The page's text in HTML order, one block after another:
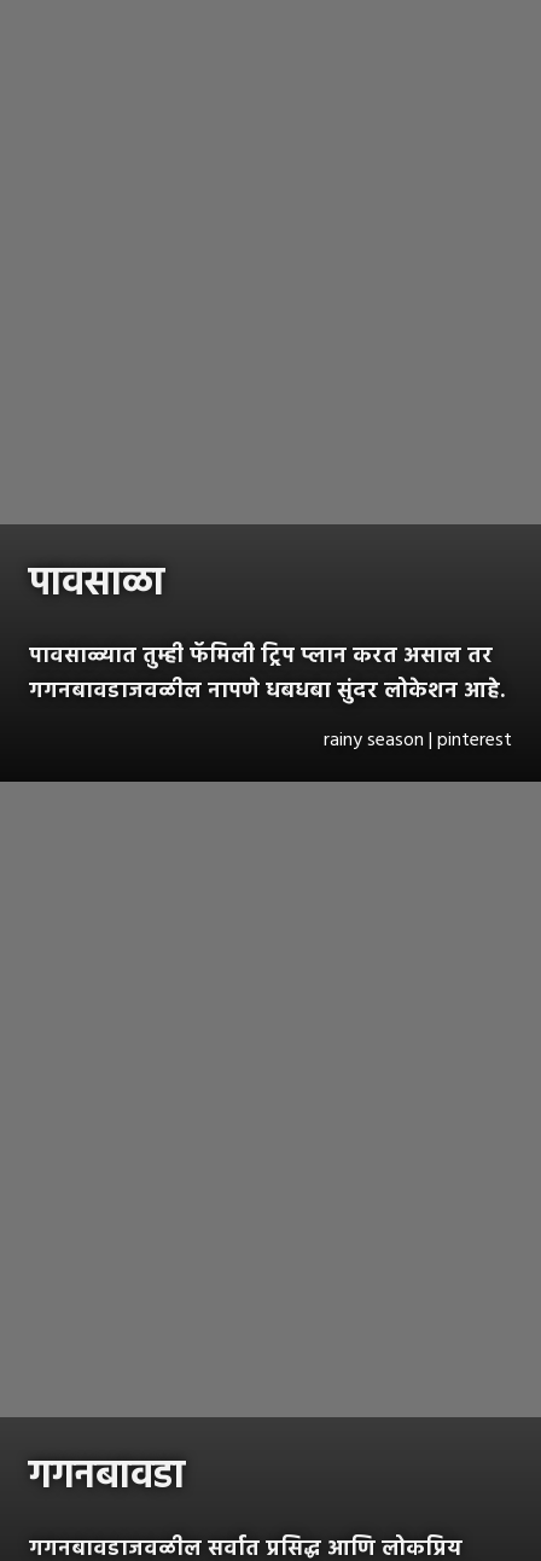
पावसाळा
पावसाळ्यात तुम्ही फॅमिली ट्रिप प्लान करत असाल तर
गगनबावडाजवळील नापणे धबधबा सुंदर लोकेशन आहे.
rainy season | pinterest
गगनबावडा
गगनबावडाजवळील सर्वात प्रसिद्ध आणि लोकप्रिय